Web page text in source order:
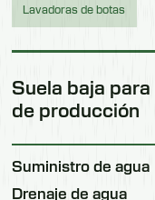
Lavadoras de botas
Suela baja
de producción
Suministro de agua
Drenaje de agua